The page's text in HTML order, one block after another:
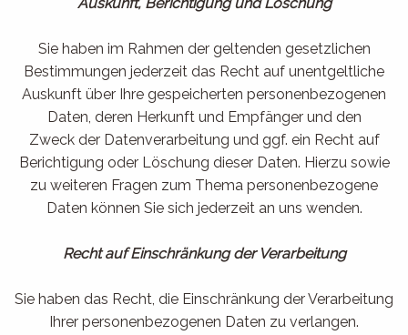
Sie haben im Rahmen der geltenden gesetzlichen
Bestimmungen jederzeit das Recht auf unentgeltliche
Auskunft über Ihre gespeicherten personenbezogenen
Daten, deren Herkunft und Empfänger und den
Zweck der Datenverarbeitung und ggf. ein Recht auf
Berichtigung oder Löschung dieser Daten. Hierzu sowie
zu weiteren Fragen zum Thema personenbezogene
Daten können Sie sich jederzeit an uns wenden.
Recht auf Einschränkung der Verarbeitung
Sie haben das Recht, die Einschränkung der Verarbeitung
Ihrer personenbezogenen Daten zu verlangen.